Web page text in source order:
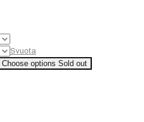
Svuota
Choose options Sold out